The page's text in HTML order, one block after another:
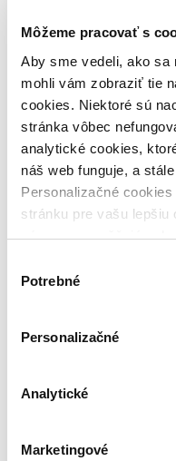
Môžeme pracovať s
Aby sme vedeli, ako sa
mohli vám zobraziť tie
cookies. Niektoré sú
stránka vôbec
analytické cookies,
náš web funguje, a
Personalizačné
stránku pre vašu lepšiu
nám zas umožňujú
nám pomohlo, keby
súhlasu
Potrebné
Personalizačné
Analytické
Marketingové
pripravujeme (0
vypredaných)
nová (0 titulov)
čítaná (0 titulov)
čítaná - výborný
čítaná - mierne
opotrebovaná
čítané verzie
vypredaných kníh
Zoradiť
Top hodnotené
Najlacnejšie